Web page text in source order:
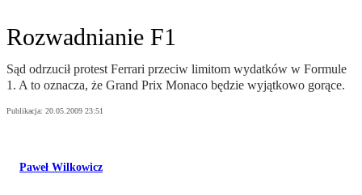
Rozwadnianie F1
Sąd odrzucił protest Ferrari przeciw limitom wydatków w Formule
1. A to oznacza, że Grand Prix Monaco będzie wyjątkowo gorące.
Publikacja: 20.05.2009 23:51
Paweł Wilkowicz